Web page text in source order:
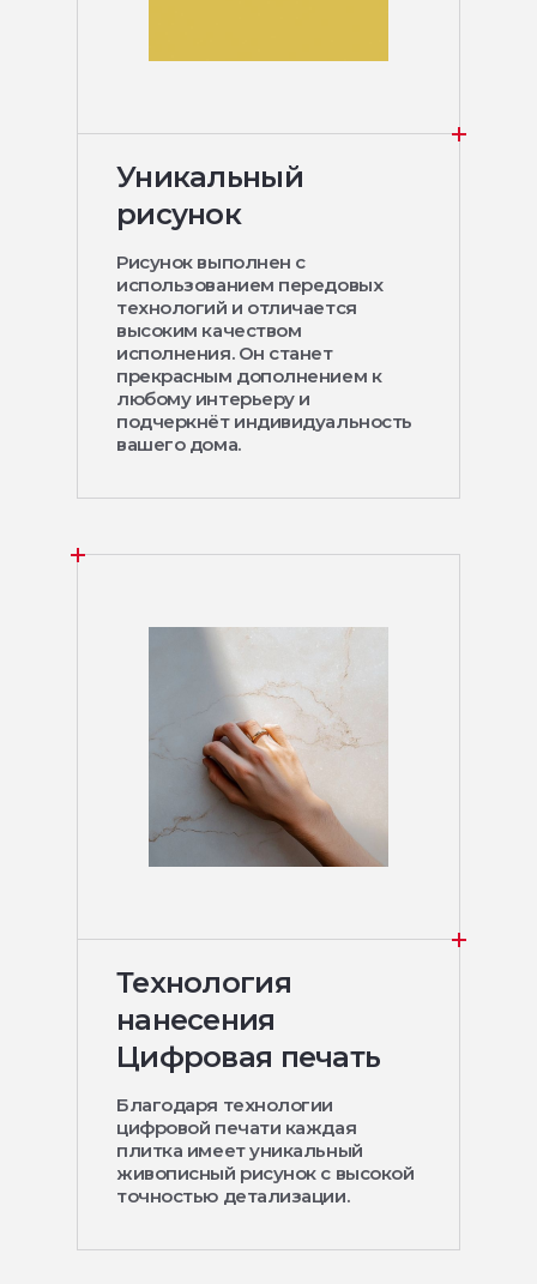
Уникальный
рисунок
Рисунок выполнен с
использованием передовых
технологий и отличается
высоким качеством
исполнения. Он станет
прекрасным дополнением к
любому интерьеру и
подчеркнёт индивидуальность
вашего дома.
Технология
нанесения
Цифровая печать
Благодаря технологии
цифровой печати каждая
плитка имеет уникальный
живописный рисунок с высокой
точностью детализации.